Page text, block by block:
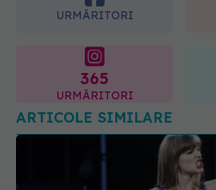
365
ARTICOLE SIMILARE